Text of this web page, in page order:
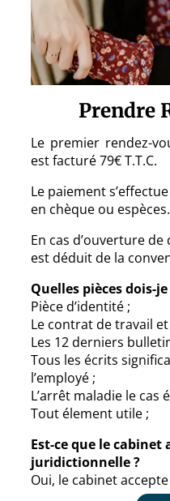
Prendre
Le premier rendez-
est facturé 79€ T.T.C.
Le paiement
en chèque ou espèces.
En cas d’ouverture
est déduit de la
Quelles pièces dois-
Pièce d’identité ;
Le contrat de travail
Les 12 derniers
Tous les écrits
l’employé ;
L’arrêt maladie le cas
Tout élement utile ;
Est-ce que le cabinet
juridictionnelle ?
Oui, le cabinet